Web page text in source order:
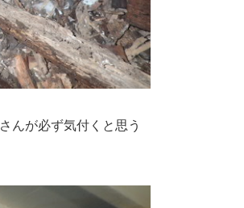
んが必ず気付くと思う